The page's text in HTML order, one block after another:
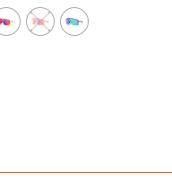
prix :
251,99 $